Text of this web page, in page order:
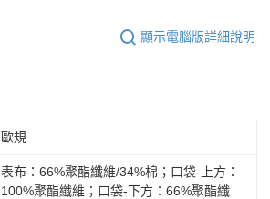
顯示電腦版詳細說明
歐規
表布：66%聚酯纖維/34%棉；口袋-上方：
100%聚酯纖維；口袋-下方：66%聚酯纖